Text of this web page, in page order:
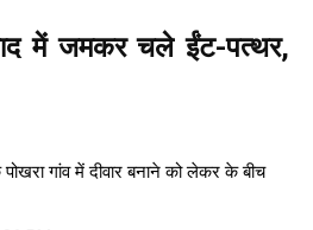
में जमकर चले ईंट-पत्थर,
गांव में दीवार बनाने को लेकर के बीच